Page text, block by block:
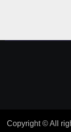
Copyright © All